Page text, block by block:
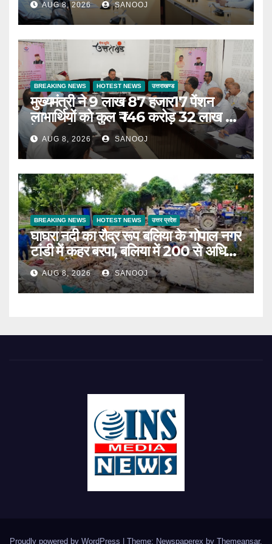
AUG 8, 2026 SANOOJ
BREAKING NEWS HOTEST NEWS उत्तराखण्ड
मुख्यमंत्री ने 9 लाख 87 हजार17 पेंशन
लाभार्थियों को कुल ₹ 146 करोड़ 32 लाख की
पेंशन राशि का किया भुगतान
AUG 8, 2026 SANOOJ
BREAKING NEWS HOTEST NEWS उत्तर प्रदेश
घाघरा नदी का रौद्र रूप बलिया के गोपाल नगर
टांडी में कहर बरपा, बलिया में 200 से अधिक
परिवार बेघर
AUG 8, 2026 SANOOJ
Proudly powered by WordPress Theme: Newspaperex by Themeansar.